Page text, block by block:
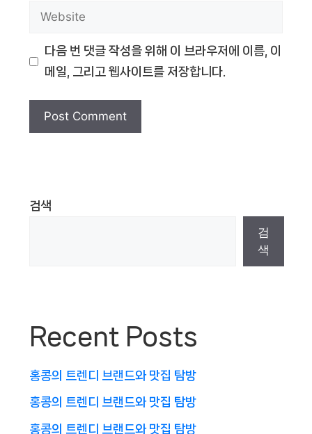
Website
다음 번 댓글 작성을 위해 이 브라우저에 이름, 이
메일, 그리고 웹사이트를 저장합니다.
검색
검
색
Recent Posts
홍콩의 트렌디 브랜드와 맛집 탐방
홍콩의 트렌디 브랜드와 맛집 탐방
홍콩의 트렌디 브랜드와 맛집 탐방